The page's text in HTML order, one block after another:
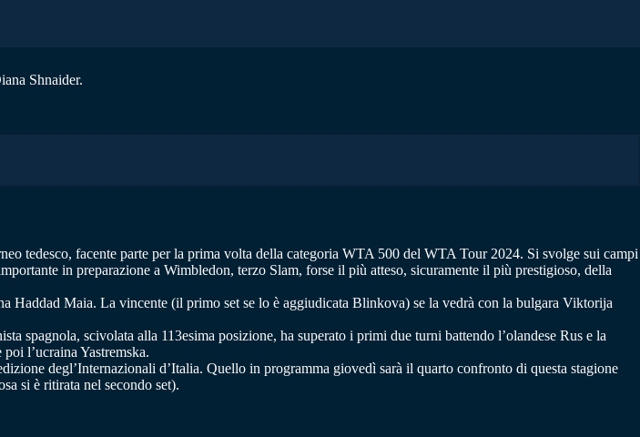
Shnaider.
tedesco, facente parte per la prima volta della categoria WTA 500 del WTA Tour 2024. Si svolge sui campi
in preparazione a Wimbledon, terzo Slam, forse il più atteso, sicuramente il più prestigioso, della
Maia. La vincente (il primo set se lo è aggiudicata Blinkova) se la vedrà con la bulgara Viktorija
spagnola, scivolata alla 113esima posizione, ha superato i primi due turni battendo l’olandese Rus e la
l’ucraina Yastremska.
degl’Internazionali d’Italia. Quello in programma giovedì sarà il quarto confronto di questa stagione
si è ritirata nel secondo set).